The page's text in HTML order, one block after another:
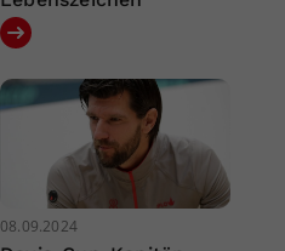
08.09.2024